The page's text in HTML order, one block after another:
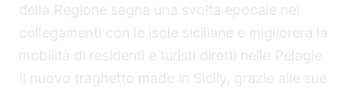
della Regione segna una svolta epocale nei
collegamenti con le isole siciliane e migliorerà la
mobilità di residenti e turisti diretti nelle Pelagie.
Il nuovo traghetto made in Sicily, grazie alle sue